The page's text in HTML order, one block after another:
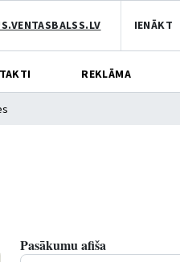
IENĀKT
REKLĀMA
Pasākumu afiša